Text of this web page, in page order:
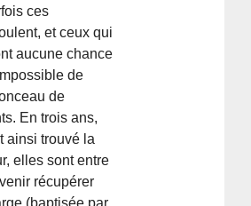
ces
et ceux qui
aucune chance
de
de
En trois ans,
ainsi trouvé la
elles sont entre
récupérer